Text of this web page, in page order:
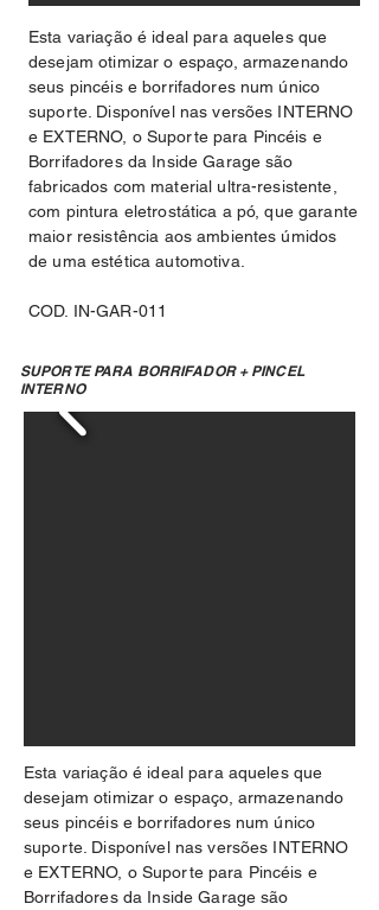
Esta variação é ideal para aqueles que
desejam otimizar o espaço, armazenando
seus pincéis e borrifadores num único
suporte. Disponível nas versões INTERNO
e EXTERNO, o Suporte para Pincéis e
Borrifadores da Inside Garage são
fabricados com material ultra-resistente,
com pintura eletrostática a pó, que garante
maior resistência aos ambientes úmidos
de uma estética automotiva.
COD. IN-GAR-011
SUPORTE PARA BORRIFADOR + PINCEL
INTERNO
Esta variação é ideal para aqueles que
desejam otimizar o espaço, armazenando
seus pincéis e borrifadores num único
suporte. Disponível nas versões INTERNO
e EXTERNO, o Suporte para Pincéis e
Borrifadores da Inside Garage são